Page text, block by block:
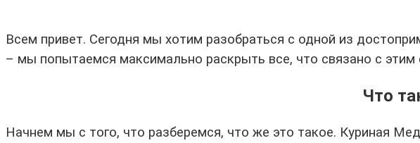
Всем привет. Сегодня мы хотим разобраться с одной из
– мы попытаемся максимально раскрыть все, что связано с этим
Что
Начнем мы с того, что разберемся, что же это такое. Куриная